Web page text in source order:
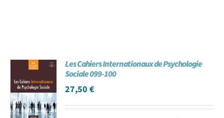
Les Cahiers Internationaux de Psychologie
Sociale 099-100
27,50€